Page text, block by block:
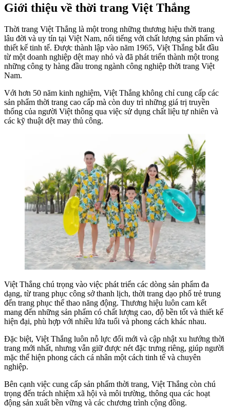
Giới thiệu về thời trang Việt Thắng
Thời trang Việt Thắng là một trong những thương hiệu thời trang
lâu đời và uy tín tại Việt Nam, nổi tiếng với chất lượng sản phẩm và
thiết kế tinh tế. Được thành lập vào năm 1965, Việt Thắng bắt đầu
từ một doanh nghiệp dệt may nhỏ và đã phát triển thành một trong
những công ty hàng đầu trong ngành công nghiệp thời trang Việt
Nam.
Với hơn 50 năm kinh nghiệm, Việt Thắng không chỉ cung cấp các
sản phẩm thời trang cao cấp mà còn duy trì những giá trị truyền
thống của người Việt thông qua việc sử dụng chất liệu tự nhiên và
các kỹ thuật dệt may thủ công.
Việt Thắng chú trọng vào việc phát triển các dòng sản phẩm đa
dạng, từ trang phục công sở thanh lịch, thời trang dạo phố trẻ trung
đến trang phục thể thao năng động. Thương hiệu luôn cam kết
mang đến những sản phẩm có chất lượng cao, độ bền tốt và thiết kế
hiện đại, phù hợp với nhiều lứa tuổi và phong cách khác nhau.
Đặc biệt, Việt Thắng luôn nỗ lực đổi mới và cập nhật xu hướng thời
trang mới nhất, nhưng vẫn giữ được nét đặc trưng riêng, giúp người
mặc thể hiện phong cách cá nhân một cách tinh tế và chuyên
nghiệp.
Bên cạnh việc cung cấp sản phẩm thời trang, Việt Thắng còn chú
trọng đến trách nhiệm xã hội và môi trường, thông qua các hoạt
động sản xuất bền vững và các chương trình cộng đồng.